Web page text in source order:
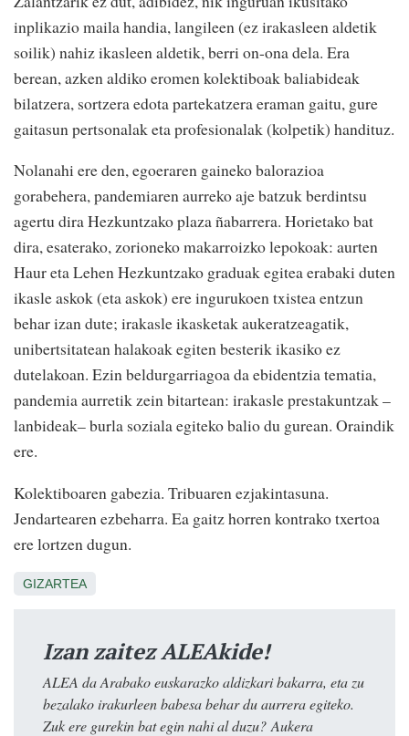
inplikazio maila handia, langileen (ez irakasleen aldetik
soilik) nahiz ikasleen aldetik, berri on-ona dela. Era
berean, azken aldiko eromen kolektiboak baliabideak
bilatzera, sortzera edota partekatzera eraman gaitu, gure
gaitasun pertsonalak eta profesionalak (kolpetik) handituz.
Nolanahi ere den, egoeraren gaineko balorazioa
gorabehera, pandemiaren aurreko aje batzuk berdintsu
agertu dira Hezkuntzako plaza ñabarrera. Horietako bat
dira, esaterako, zorioneko makarroizko lepokoak: aurten
Haur eta Lehen Hezkuntzako graduak egitea erabaki duten
ikasle askok (eta askok) ere ingurukoen txistea entzun
behar izan dute; irakasle ikasketak aukeratzeagatik,
unibertsitatean halakoak egiten besterik ikasiko ez
dutelakoan. Ezin beldurgarriagoa da ebidentzia tematia,
pandemia aurretik zein bitartean: irakasle prestakuntzak –
lanbideak– burla soziala egiteko balio du gurean. Oraindik
ere.
Kolektiboaren gabezia. Tribuaren ezjakintasuna.
Jendartearen ezbeharra. Ea gaitz horren kontrako txertoa
ere lortzen dugun.
GIZARTEA
Izan zaitez ALEAkide!
ALEA da Arabako euskarazko aldizkari bakarra, eta zu
bezalako irakurleen babesa behar du aurrera egiteko.
Zuk ere gurekin bat egin nahi al duzu? Aukera